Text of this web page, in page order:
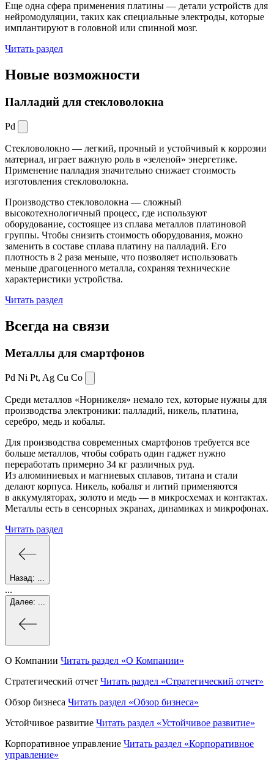
Еще одна сфера применения платины — детали устройств для
нейромодуляции, таких как специальные электроды, которые
имплантируют в головной или спинной мозг.
Читать раздел
Новые возможности
Палладий для стекловолокна
Pd
Стекловолокно — легкий, прочный и устойчивый к коррозии
материал, играет важную роль в «зеленой» энергетике.
Применение палладия значительно снижает стоимость
изготовления стекловолокна.
Производство стекловолокна — сложный
высокотехнологичный процесс, где используют
оборудование, состоящее из сплава металлов платиновой
группы. Чтобы снизить стоимость оборудования, можно
заменить в составе сплава платину на палладий. Его
плотность в 2 раза меньше, что позволяет использовать
меньше драгоценного металла, сохраняя технические
характеристики устройства.
Читать раздел
Всегда на связи
Металлы для смартфонов
Pd Ni Pt, Ag Cu Co
Среди металлов «Норникеля» немало тех, которые нужны для
производства электроники: палладий, никель, платина,
серебро, медь и кобальт.
Для производства современных смартфонов требуется все
больше металлов, чтобы собрать один гаджет нужно
переработать примерно 34 кг различных руд.
Из алюминиевых и магниевых сплавов, титана и стали
делают корпуса. Никель, кобальт и литий применяются
в аккумуляторах, золото и медь — в микросхемах и контактах.
Металлы есть в сенсорных экранах, динамиках и микрофонах.
Читать раздел
Назад:
...
Далее:
О Компании Читать раздел «О Компании»
Стратегический отчет Читать раздел «Стратегический отчет»
Обзор бизнеса Читать раздел «Обзор бизнеса»
Устойчивое развитие Читать раздел «Устойчивое развитие»
Корпоративное управление Читать раздел «Корпоративное
управление»